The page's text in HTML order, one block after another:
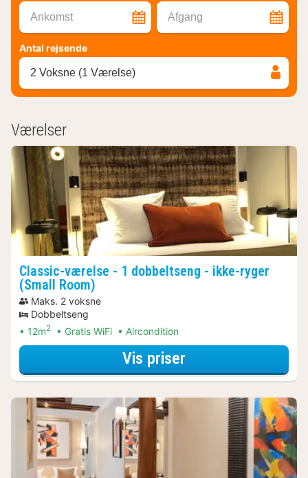
Ankomst Afgang
Antal rejsende
2 Voksne (1 Værelse)
Værelser
Classic-værelse - 1 dobbeltseng - ikke-ryger
(Small Room)
Maks. 2 voksne
Dobbeltseng
12m2 Gratis WiFi Aircondition
Vis priser